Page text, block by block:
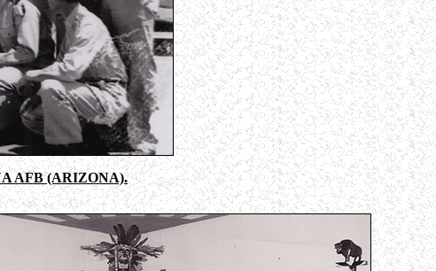
AFB (ARIZONA).